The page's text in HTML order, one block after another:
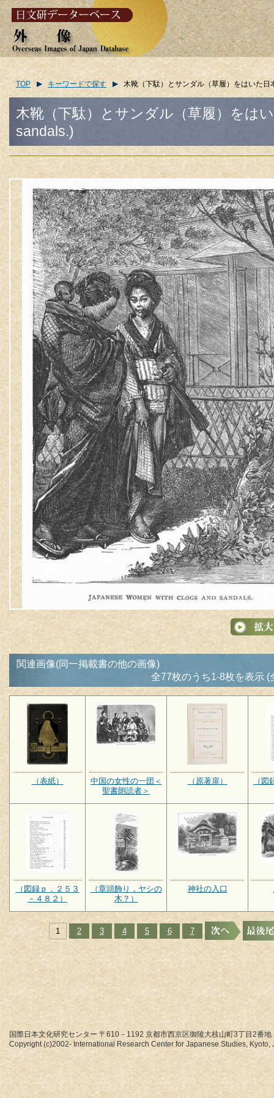
TOP キーワードで探す 木靴（下駄）とサンダル（草履）をはいた
木靴（下駄）とサンダル（草履）をは
sandals.)
関連画像(同一掲載書の他の画像)
全77枚のうち1-8枚を表示 (
（表紙）
中国の女性の一団＜
聖書朗読者＞
（原著扉） （
（図録ｐ．２５３
－４８２）
（章頭飾り，ヤシの
木？）
神社の入口
1 2 3 4 5 6 7
国際日本文化研究センター 〒610－1192 京都市西京区御陵大枝山町3丁目2番地
Copyright (c)2002- International Research Center for Japanese Studies, Kyoto,